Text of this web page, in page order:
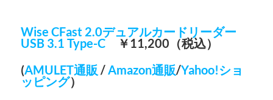
Wise CFast 2.0デュアルカードリーダー
USB 3.1 Type-C￥11,200（税込）
(AMULET通販 /Amazon通販/Yahoo!ショ
ッピング）